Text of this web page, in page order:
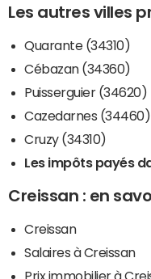
Les autres villes
Quarante (34310)
Cébazan (34360)
Puisserguier (34620)
Cazedarnes (34460)
Cruzy (34310)
Les impôts payés
Creissan : en
Creissan
Salaires à Creissan
Prix immobilier à